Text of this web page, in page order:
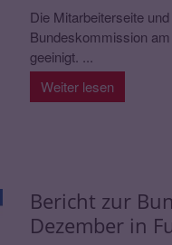
Die Mitarbeiterseite
Bundeskommission
geeinigt. ...
Weiter lesen
Bericht zur
Dezember in